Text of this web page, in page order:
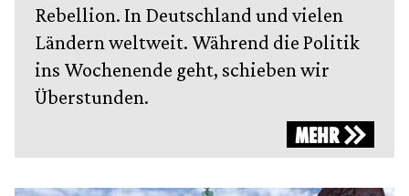
Rebellion. In Deutschland und vielen
Ländern weltweit. Während die Politik
ins Wochenende geht, schieben wir
Überstunden.
MEHR